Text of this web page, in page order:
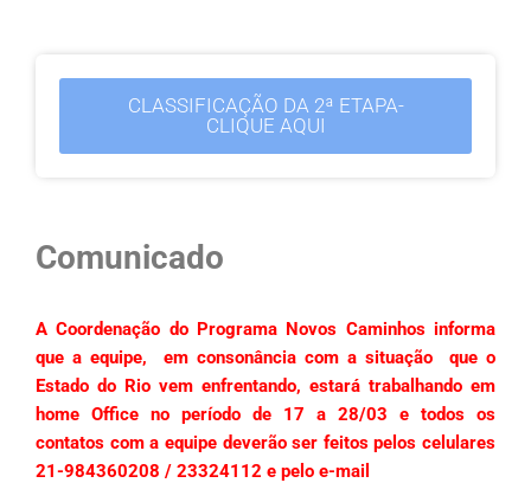
CLASSIFICAÇÃO DA 2ª ETAPA-
CLIQUE AQUI
Comunicado
A Coordenação do Programa Novos Caminhos informa
que a equipe, em consonância com a situação que o
Estado do Rio vem enfrentando, estará trabalhando em
home Office no período de 17 a 28/03 e todos os
contatos com a equipe deverão ser feitos pelos celulares
21-984360208 / 23324112 e pelo e-mail